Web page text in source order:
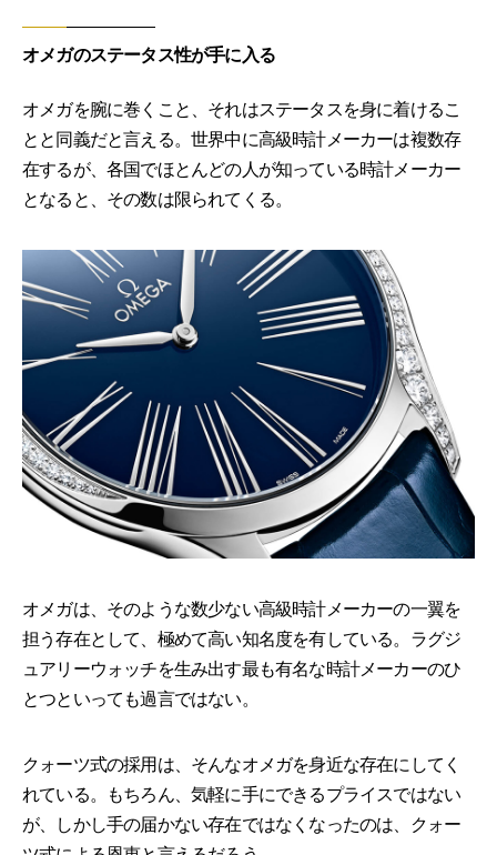
オメガのステータス性が手に入る
オメガを腕に巻くこと、それはステータスを身に着けるこ
とと同義だと言える。世界中に高級時計メーカーは複数存
在するが、各国でほとんどの人が知っている時計メーカー
となると、その数は限られてくる。
オメガは、そのような数少ない高級時計メーカーの一翼を
担う存在として、極めて高い知名度を有している。ラグジ
ュアリーウォッチを生み出す最も有名な時計メーカーのひ
とつといっても過言ではない。
クォーツ式の採用は、そんなオメガを身近な存在にしてく
れている。もちろん、気軽に手にできるプライスではない
が、しかし手の届かない存在ではなくなったのは、クォー